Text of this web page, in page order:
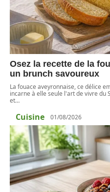
Osez la recette de la
un brunch savoureux
La fouace aveyronnaise, ce délice
incarne à elle seule l'art de vivre du
et…
Cuisine 01/08/2026